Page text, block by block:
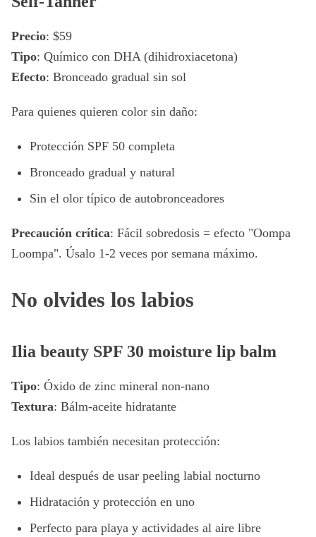
Precio: $59
Tipo: Químico con DHA (dihidroxiacetona)
Efecto: Bronceado gradual sin sol
Para quienes quieren color sin daño:
Protección SPF 50 completa
Bronceado gradual y natural
Sin el olor típico de autobronceadores
Precaución crítica: Fácil sobredosis = efecto "Oompa
Loompa". Úsalo 1-2 veces por semana máximo.
No olvides los labios
Ilia beauty SPF 30 moisture lip balm
Tipo: Óxido de zinc mineral non-nano
Textura: Bálm-aceite hidratante
Los labios también necesitan protección:
Ideal después de usar peeling labial nocturno
Hidratación y protección en uno
Perfecto para playa y actividades al aire libre